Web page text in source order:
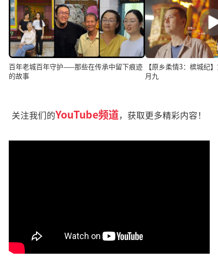
百年老城百年守护——那些在传承中留下痕迹
的故事
【原乡柔情3：槟城纪
月九
关注我们的YouTube频道，获取更多精彩内容！